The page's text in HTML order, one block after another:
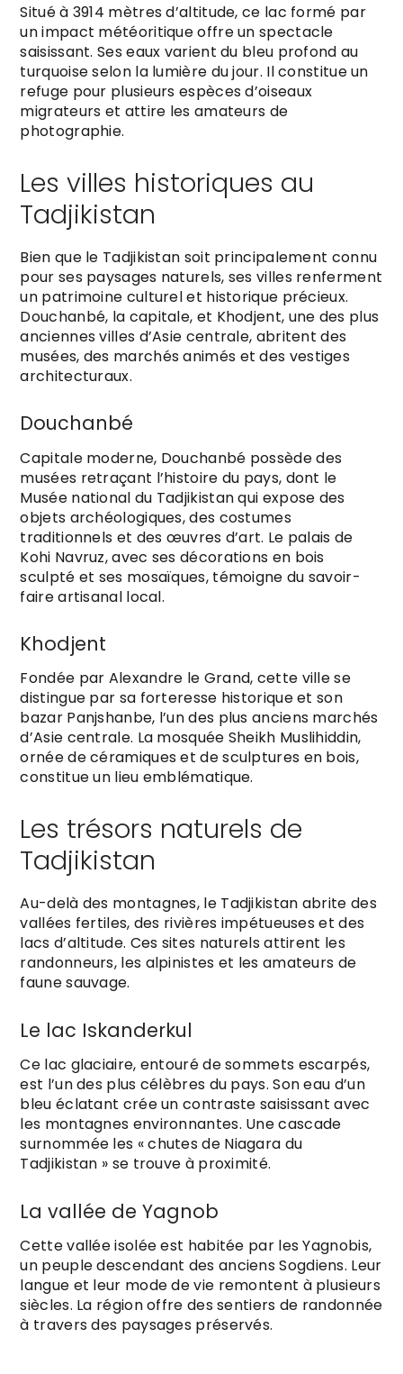
Situé à 3914 mètres d’altitude, ce lac formé par
un impact météoritique offre un spectacle
saisissant. Ses eaux varient du bleu profond au
turquoise selon la lumière du jour. Il constitue un
refuge pour plusieurs espèces d’oiseaux
migrateurs et attire les amateurs de
photographie.
Les villes historiques au
Tadjikistan
Bien que le Tadjikistan soit principalement connu
pour ses paysages naturels, ses villes renferment
un patrimoine culturel et historique précieux.
Douchanbé, la capitale, et Khodjent, une des plus
anciennes villes d’Asie centrale, abritent des
musées, des marchés animés et des vestiges
architecturaux.
Douchanbé
Capitale moderne, Douchanbé possède des
musées retraçant l’histoire du pays, dont le
Musée national du Tadjikistan qui expose des
objets archéologiques, des costumes
traditionnels et des œuvres d’art. Le palais de
Kohi Navruz, avec ses décorations en bois
sculpté et ses mosaïques, témoigne du savoir-
faire artisanal local.
Khodjent
Fondée par Alexandre le Grand, cette ville se
distingue par sa forteresse historique et son
bazar Panjshanbe, l’un des plus anciens marchés
d’Asie centrale. La mosquée Sheikh Muslihiddin,
ornée de céramiques et de sculptures en bois,
constitue un lieu emblématique.
Les trésors naturels de
Tadjikistan
Au-delà des montagnes, le Tadjikistan abrite des
vallées fertiles, des rivières impétueuses et des
lacs d’altitude. Ces sites naturels attirent les
randonneurs, les alpinistes et les amateurs de
faune sauvage.
Le lac Iskanderkul
Ce lac glaciaire, entouré de sommets escarpés,
est l’un des plus célèbres du pays. Son eau d’un
bleu éclatant crée un contraste saisissant avec
les montagnes environnantes. Une cascade
surnommée les « chutes de Niagara du
Tadjikistan » se trouve à proximité.
La vallée de Yagnob
Cette vallée isolée est habitée par les Yagnobis,
un peuple descendant des anciens Sogdiens. Leur
langue et leur mode de vie remontent à plusieurs
siècles. La région offre des sentiers de randonnée
à travers des paysages préservés.